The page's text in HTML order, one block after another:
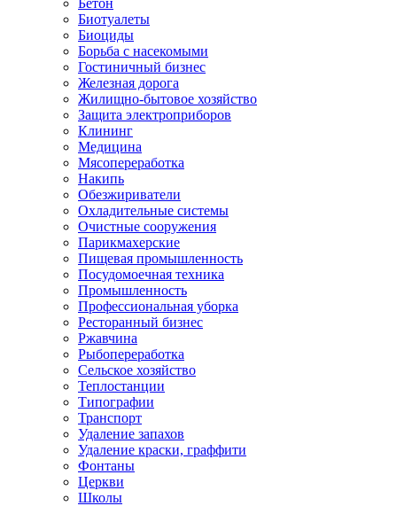
Бетон
Биотуалеты
Биоциды
Борьба с насекомыми
Гостиничный бизнес
Железная дорога
Жилищно-бытовое хозяйство
Защита электроприборов
Клининг
Медицина
Мясопереработка
Накипь
Обезжириватели
Охладительные системы
Очистные сооружения
Парикмахерские
Пищевая промышленность
Посудомоечная техника
Промышленность
Профессиональная уборка
Ресторанный бизнес
Ржавчина
Рыбопереработка
Сельское хозяйство
Теплостанции
Типографии
Транспорт
Удаление запахов
Удаление краски, граффити
Фонтаны
Церкви
Школы